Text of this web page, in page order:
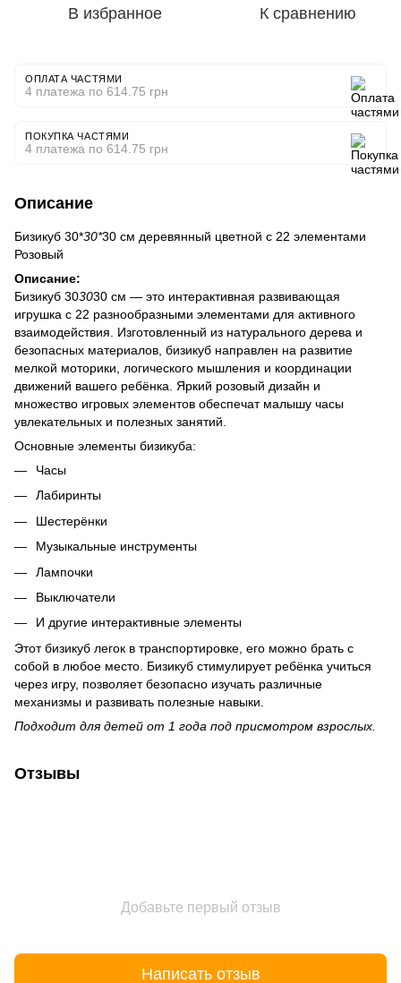
В избранное К сравнению
ОПЛАТА ЧАСТЯМИ
4 платежа по 614.75 грн
ПОКУПКА ЧАСТЯМИ
4 платежа по 614.75 грн
Описание
Бизикуб 30*30*30 см деревянный цветной с 22 элементами
Розовый
Описание:
Бизикуб 303030 см — это интерактивная развивающая
игрушка с 22 разнообразными элементами для активного
взаимодействия. Изготовленный из натурального дерева и
безопасных материалов, бизикуб направлен на развитие
мелкой моторики, логического мышления и координации
движений вашего ребёнка. Яркий розовый дизайн и
множество игровых элементов обеспечат малышу часы
увлекательных и полезных занятий.
Основные элементы бизикуба:
Часы
Лабиринты
Шестерёнки
Музыкальные инструменты
Лампочки
Выключатели
И другие интерактивные элементы
Этот бизикуб легок в транспортировке, его можно брать с
собой в любое место. Бизикуб стимулирует ребёнка учиться
через игру, позволяет безопасно изучать различные
механизмы и развивать полезные навыки.
Подходит для детей от 1 года под присмотром взрослых.
Отзывы
Добавьте первый отзыв
Написать отзыв